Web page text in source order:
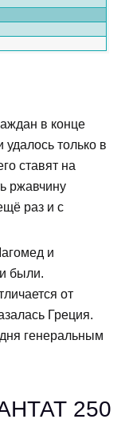
в конце
удалось только в
ставят на
ржавчину
раз и с
и
были.
от
Греция.
генеральным
250